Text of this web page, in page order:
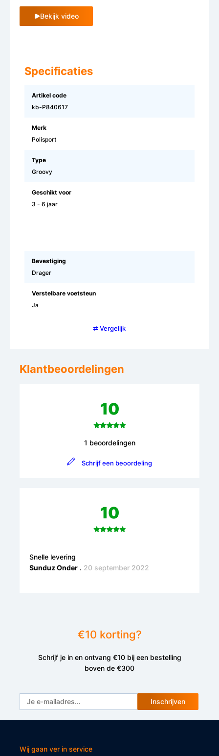
Bekijk video
Specificaties
Artikel code
kb-P840617
Merk
Polisport
Type
Groovy
Geschikt voor
3 - 6 jaar
Bevestiging
Drager
Verstelbare voetsteun
Ja
⇄ Vergelijk
Klantbeoordelingen
10
1 beoordelingen
Schrijf een beoordeling
10
Snelle levering
Sunduz Onder . 20 september 2022
€10 korting?
Schrijf je in en ontvang €10 bij een bestelling
boven de €300
Inschrijven
Wij gaan ver in service